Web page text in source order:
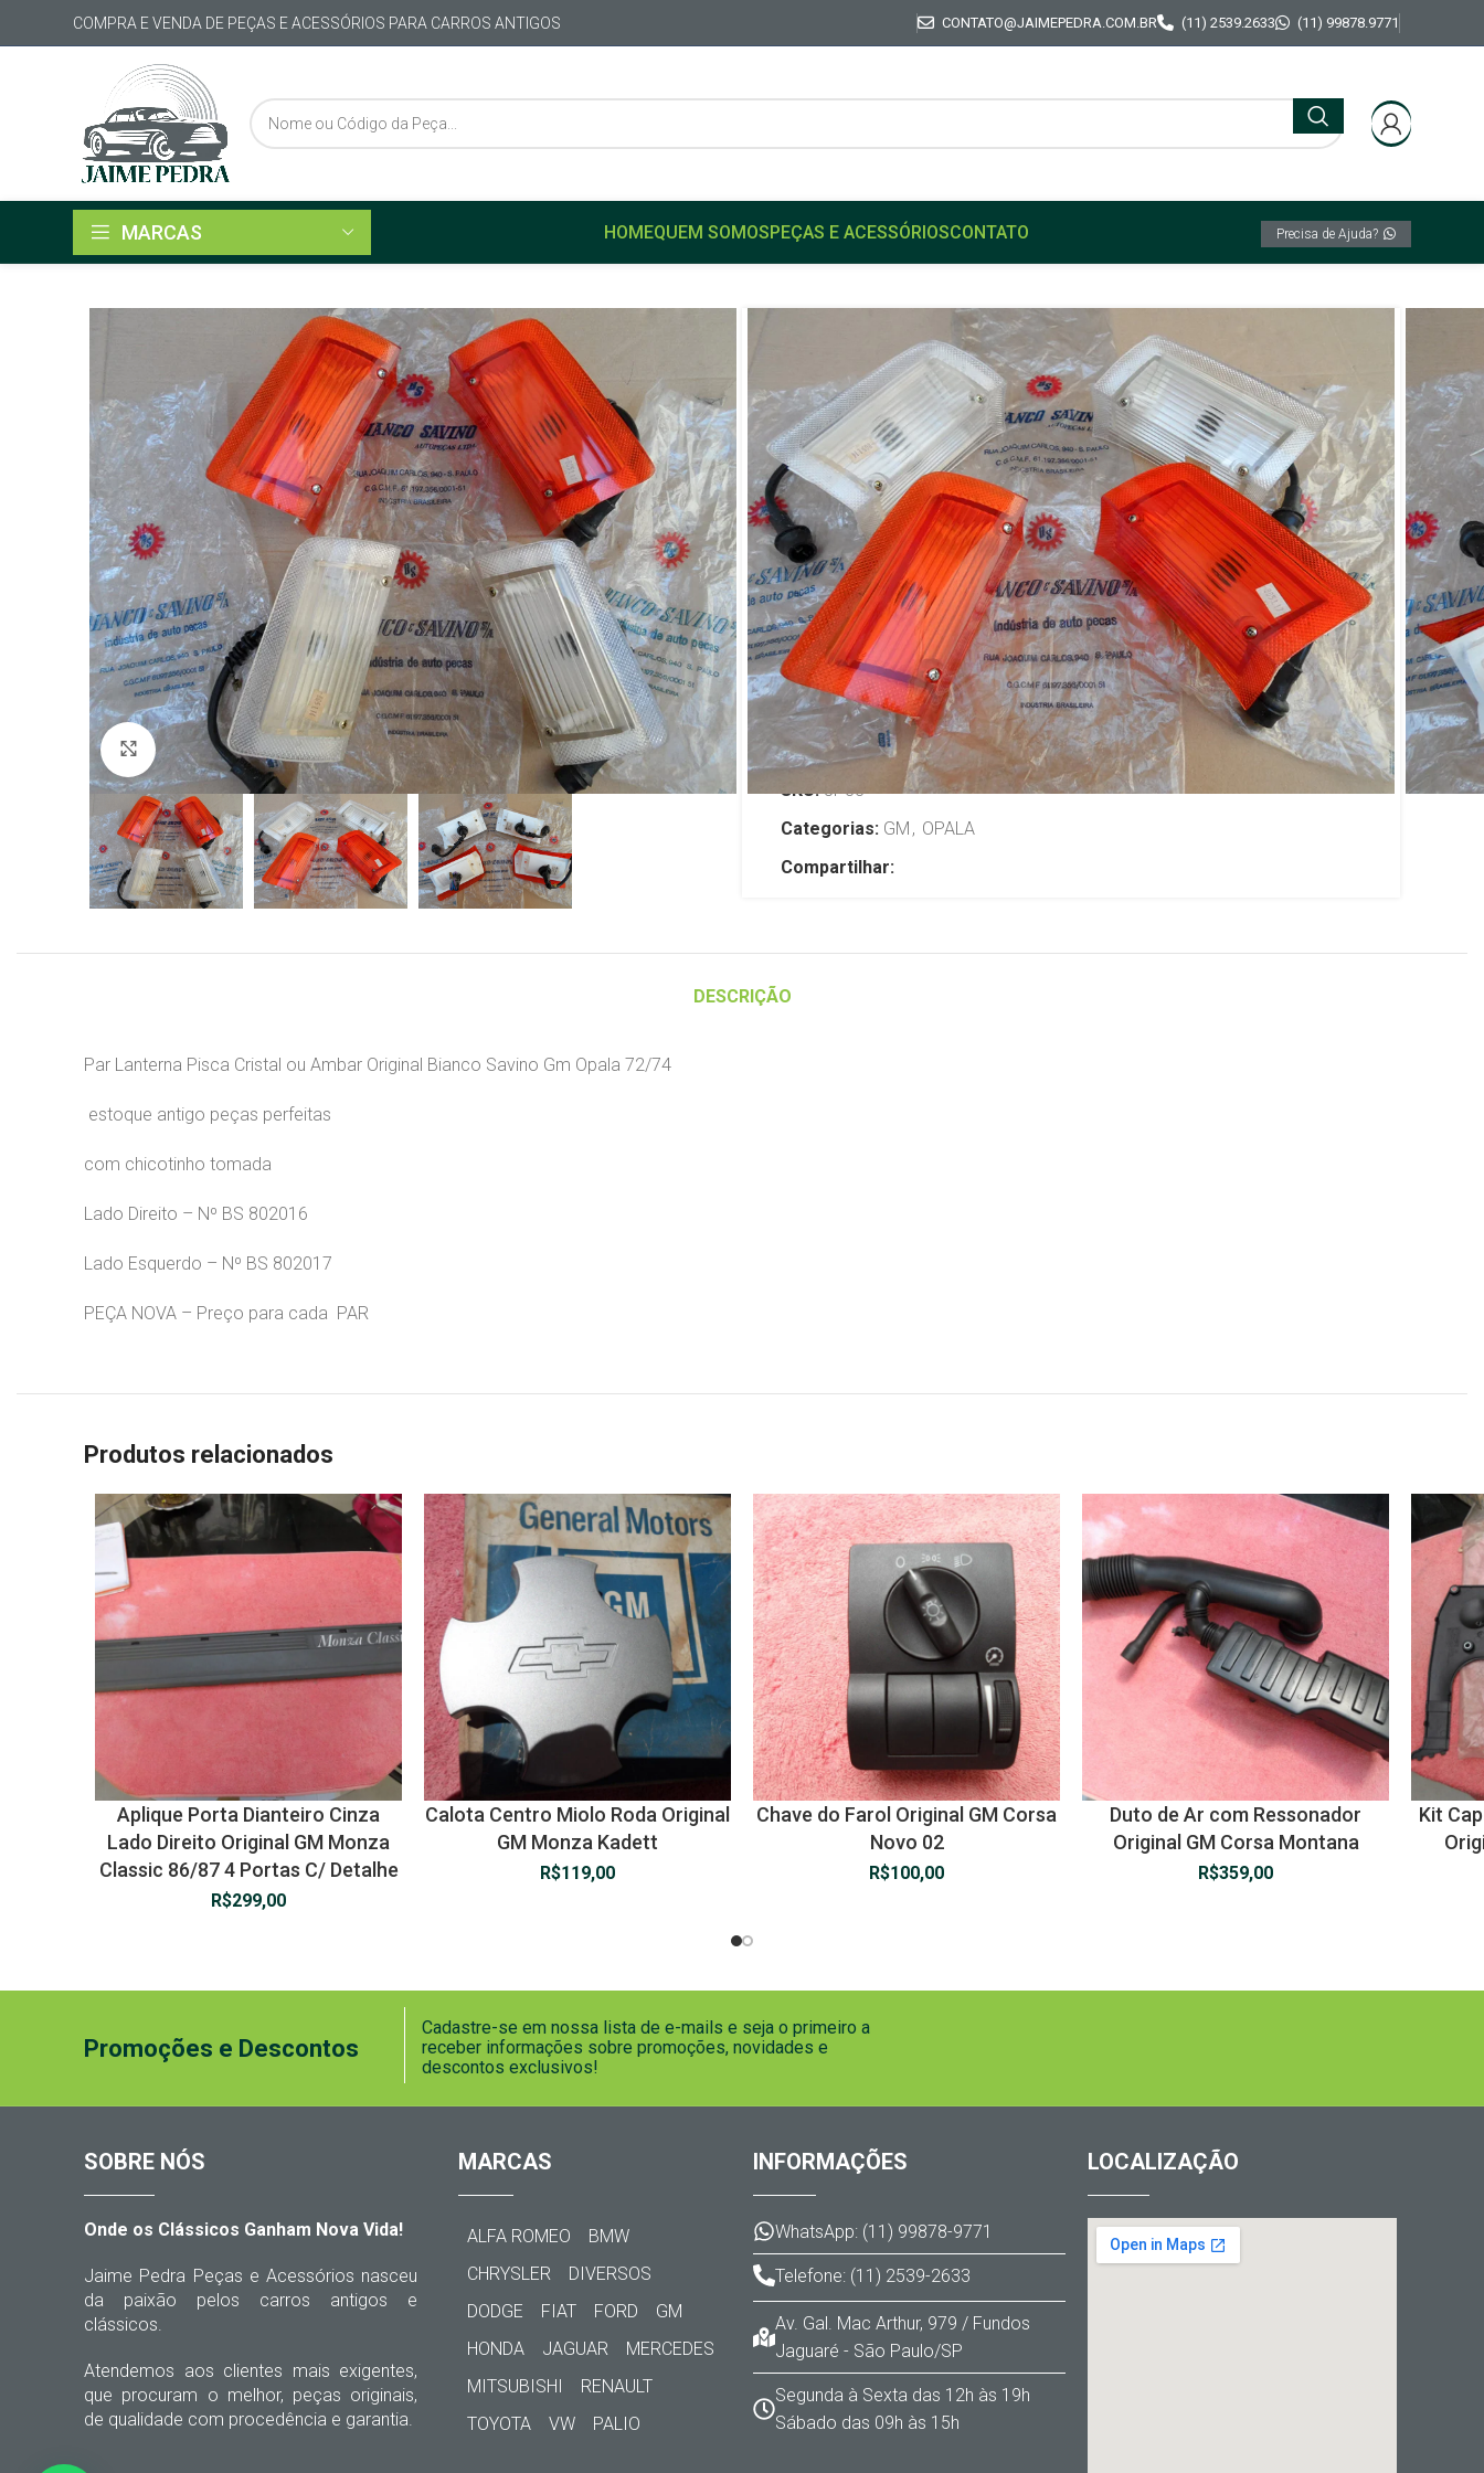
COMPRA E VENDA DE PEÇAS E ACESSÓRIOS PARA CARROS ANTIGOS CONTATO@JAIMEPEDRA.COM.BR (11) 2539.2633 (11) 99878.9771
MARCAS HOMEQUEM SOMOSPEÇAS E ACESSÓRIOSCONTATO Precisa de Ajuda?
Click to enlarge
OPALA
Par Lanterna Pisca Original Bianco Savino Gm Opala 72/74 Estoque
Antigo
Par Lanterna Pisca Original Bianco
Savino Gm Opala 72/74 Estoque
Antigo
R$1.999,00
TENHO INTERESSE
SKU:JP33
Categorias: GM , OPALA
Compartilhar:
DESCRIÇÃO
Par Lanterna Pisca Cristal ou Ambar Original Bianco Savino Gm Opala 72/74
estoque antigo peças perfeitas
com chicotinho tomada
Lado Direito – Nº BS 802016
Lado Esquerdo – Nº BS 802017
PEÇA NOVA – Preço para cada PAR
Produtos relacionados
Aplique Porta Dianteiro Cinza
Lado Direito Original GM Monza
Classic 86/87 4 Portas C/ Detalhe
R$299,00
Calota Centro Miolo Roda Original
GM Monza Kadett
R$119,00
Chave do Farol Original GM Corsa
Novo 02
R$100,00
Duto de Ar com Ressonador
Original GM Corsa Montana
R$359,00
Kit
Promoções e Descontos
Cadastre-se em nossa lista de e-mails e seja o primeiro a
receber informações sobre promoções, novidades e
descontos exclusivos!
SOBRE NÓS
Onde os Clássicos Ganham Nova Vida!
Jaime Pedra Peças e Acessórios nasceu
da paixão pelos carros antigos e
clássicos.
Atendemos aos clientes mais exigentes,
que procuram o melhor, peças originais,
de qualidade com procedência e garantia.
MARCAS
ALFA ROMEO
BMW
CHRYSLER
DIVERSOS
DODGE
FIAT FORD
GM
HONDA
JAGUAR
MERCEDES
MITSUBISHI
RENAULT
TOYOTA
VW PALIO
INFORMAÇÕES
WhatsApp: (11) 99878-9771
Telefone: (11) 2539-2633
Av. Gal. Mac Arthur, 979 / Fundos
Jaguaré - São Paulo/SP
Segunda à Sexta das 12h às 19h
Sábado das 09h às 15h
LOCALIZAÇÃO